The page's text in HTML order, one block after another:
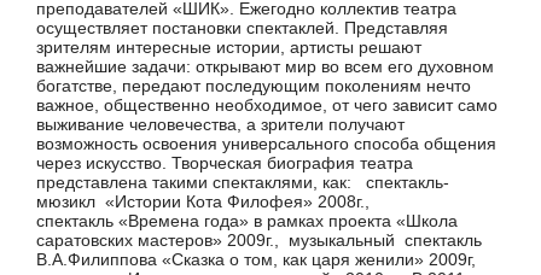
преподавателей «ШИК». Ежегодно коллектив театра
осуществляет постановки спектаклей. Представляя
зрителям интересные истории, артисты решают
важнейшие задачи: открывают мир во всем его духовном
богатстве, передают последующим поколениям нечто
важное, общественно необходимое, от чего зависит само
выживание человечества, а зрители получают
возможность освоения универсального способа общения
через искусство. Творческая биография театра
представлена такими спектаклями, как: спектакль-
мюзикл «Истории Кота Филофея» 2008г.,
спектакль «Времена года» в рамках проекта «Школа
саратовских мастеров» 2009г., музыкальный спектакль
В.А.Филиппова «Сказка о том, как царя женили» 2009г,